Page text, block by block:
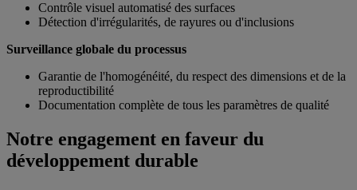
Contrôle visuel automatisé des surfaces
Détection d'irrégularités, de rayures ou d'inclusions
Surveillance globale du processus
Garantie de l'homogénéité, du respect des dimensions et de la
reproductibilité
Documentation complète de tous les paramètres de qualité
Notre engagement en faveur du
développement durable